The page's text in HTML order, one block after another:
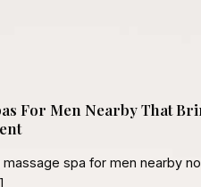
For Men Nearby That
massage spa for men nearby